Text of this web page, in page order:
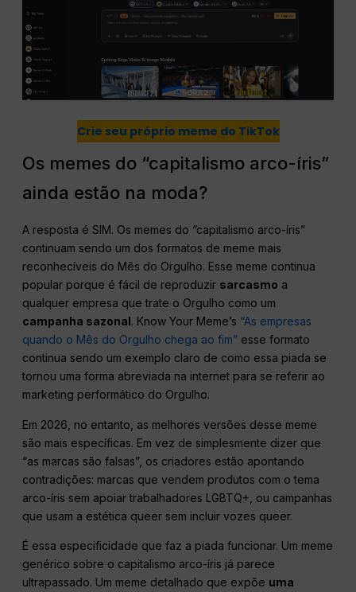
Crie seu próprio meme do TikTok
Os memes do “capitalismo arco-íris”
ainda estão na moda?
A resposta é SIM. Os memes do “capitalismo arco-íris”
continuam sendo um dos formatos de meme mais
reconhecíveis do Mês do Orgulho. Esse meme continua
popular porque é fácil de reproduzir sarcasmo a
qualquer empresa que trate o Orgulho como um
campanha sazonal. Know Your Meme’s “As empresas
quando o Mês do Orgulho chega ao fim” esse formato
continua sendo um exemplo claro de como essa piada se
tornou uma forma abreviada na internet para se referir ao
marketing performático do Orgulho.
Em 2026, no entanto, as melhores versões desse meme
são mais específicas. Em vez de simplesmente dizer que
“as marcas são falsas”, os criadores estão apontando
contradições: marcas que vendem produtos com o tema
arco-íris sem apoiar trabalhadores LGBTQ+, ou campanhas
que usam a estética queer sem incluir vozes queer.
É essa especificidade que faz a piada funcionar. Um meme
genérico sobre o capitalismo arco-íris já parece
ultrapassado. Um meme detalhado que expõe uma